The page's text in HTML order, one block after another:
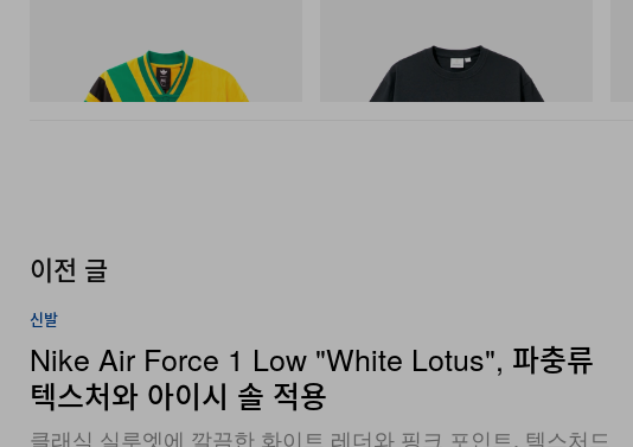
신발
Nike Air Force 1 Low "White Lotus", 파충류
텍스처와 아이시 솔 적용
클래식 실루엣에 깔끔한 화이트 레더와 핑크 포인트, 텍스처드
스우시를 더해 새롭게 완성했다.